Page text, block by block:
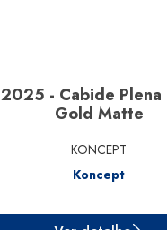
2025 - Cabide Plena
Gold Matte
KONCEPT
Koncept